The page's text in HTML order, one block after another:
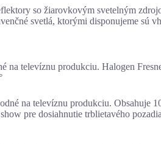
so žiarovkovým svetelným
svetlá, ktorými disponujeme sú
na televíznu produkciu. Halogen
na televíznu produkciu. Obsahuje
pre dosiahnutie trblietavého